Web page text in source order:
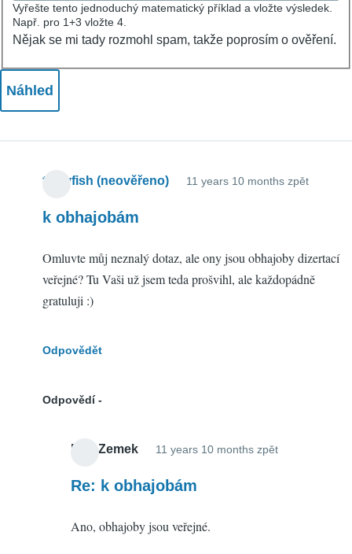
Vyřešte tento jednoduchý matematický příklad a vložte výsledek.
Např. pro 1+3 vložte 4.
Nějak se mi tady rozmohl spam, takže poprosím o ověření.
tastyfish (neověřeno) 11 years 10 months zpět
k obhajobám
Omluvte můj neznalý dotaz, ale ony jsou obhajoby dizertací
veřejné? Tu Vaši už jsem teda prošvihl, ale každopádně
gratuluji :)
Odpovědět
Odpovědí
Petr Zemek 11 years 10 months zpět
Re: k obhajobám
Ano, obhajoby jsou veřejné.